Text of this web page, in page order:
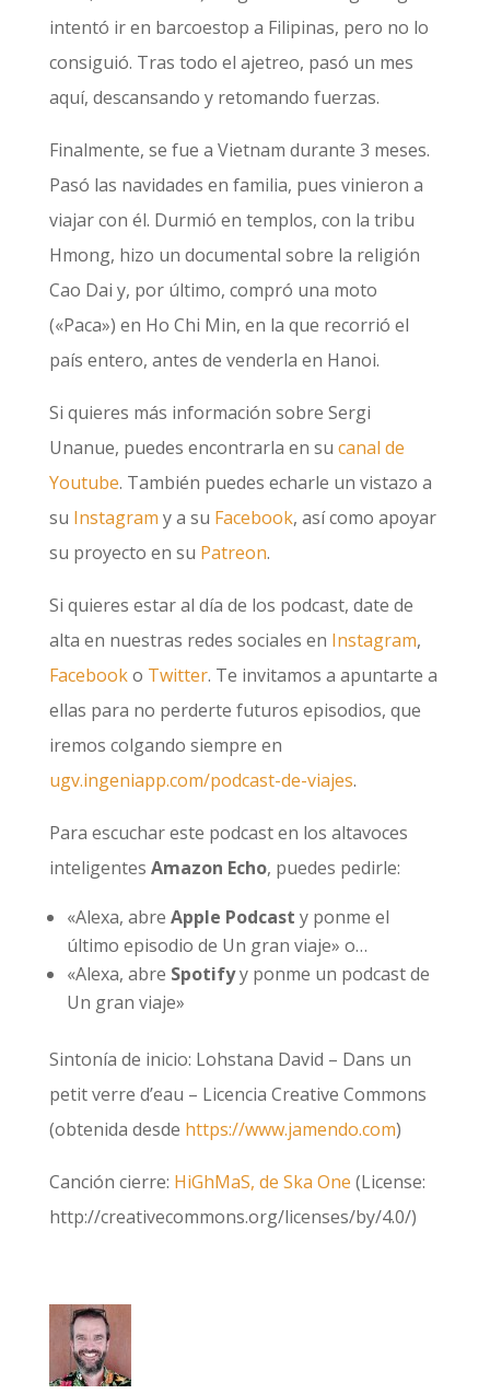
intentó ir en barcoestop a Filipinas, pero no lo
consiguió. Tras todo el ajetreo, pasó un mes
aquí, descansando y retomando fuerzas.
Finalmente, se fue a Vietnam durante 3 meses.
Pasó las navidades en familia, pues vinieron a
viajar con él. Durmió en templos, con la tribu
Hmong, hizo un documental sobre la religión
Cao Dai y, por último, compró una moto
(«Paca») en Ho Chi Min, en la que recorrió el
país entero, antes de venderla en Hanoi.
Si quieres más información sobre Sergi
Unanue, puedes encontrarla en su canal de
Youtube. También puedes echarle un vistazo a
su Instagram y a su Facebook, así como apoyar
su proyecto en su Patreon.
Si quieres estar al día de los podcast, date de
alta en nuestras redes sociales en Instagram,
Facebooko Twitter. Te invitamos a apuntarte a
ellas para no perderte futuros episodios, que
iremos colgando siempre en
ugv.ingeniapp.com/podcast-de-viajes.
Para escuchar este podcast en los altavoces
inteligentes Amazon Echo, puedes pedirle:
«Alexa, abre Apple Podcast y ponme el
último episodio de Un gran viaje» o…
«Alexa, abre Spotifyy ponme un podcast de
Un gran viaje»
Sintonía de inicio: Lohstana David – Dans un
petit verre d’eau – Licencia Creative Commons
(obtenida desde https://www.jamendo.com)
Canción cierre: HiGhMaS, de Ska One (License:
http://creativecommons.org/licenses/by/4.0/)